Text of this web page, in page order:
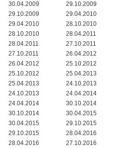
30.04.2009
29.10.2009
29.10.2009
29.04.2010
29.04.2010
28.10.2010
28.10.2010
28.04.2011
28.04.2011
27.10.2011
27.10.2011
26.04.2012
26.04.2012
25.10.2012
25.10.2012
25.04.2013
25.04.2013
24.10.2013
24.10.2013
24.04.2014
24.04.2014
30.10.2014
30.10.2014
30.04.2015
30.04.2015
29.10.2015
29.10.2015
28.04.2016
28.04.2016
27.10.2016